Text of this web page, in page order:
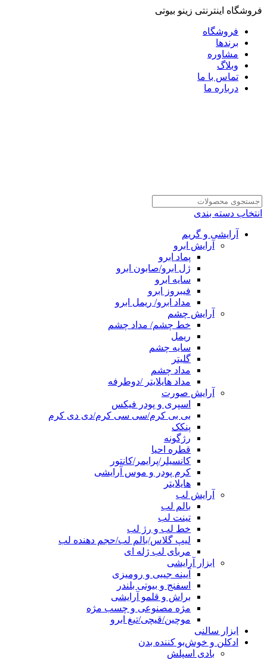
فروشگاه اینترنتی زینو بیوتی
فروشگاه
برندها
مشاوره
وبلاگ
تماس با ما
درباره ما
انتخاب دسته بندی
آرایشی و گریم
آرایش ابرو
پماد ابرو
ژل ابرو/صابون ابرو
سایه ابرو
فیبروز ابرو
مداد ابرو/ ریمل ابرو
آرایش چشم
خط چشم/ مداد چشم
ریمل
سایه چشم
گلیتر
مداد چشم
مداد هایلایتر /دوطرفه
آرایش صورت
اسپری و پودر فیکس
بی بی کرم/سی سی کرم/دی دی کرم
پنکک
رژگونه
قطره احیا
کانسیلر/پرایمر/کانتور
کرم پودر و موس آرایشی
هایلایتر
آرایش لب
بالم لب
تینت لب
خط لب و رژ لب
لیپ گلاس/بالم لب/حجم دهنده لب
مربای لب ژله ای
ابزار آرایشی
آیینه جیبی و رومیزی
اسفنج و بیوتی بلندر
براش و قلمو آرایشی
مژه مصنوعی و چسب مژه
موچین/قیچی/تیغ ابرو
ابزار سالنی
ادکلن و خوش‌بو کننده بدن
بادی اسپلش